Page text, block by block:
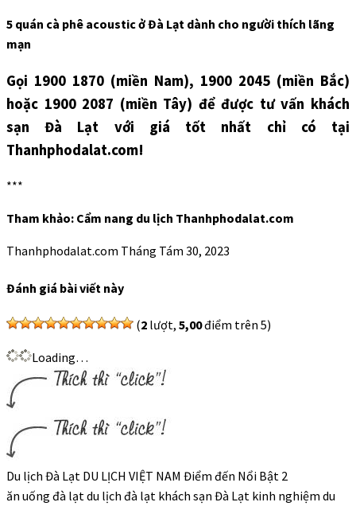
5 quán cà phê acoustic ở Đà Lạt dành cho người thích lãng
mạn
Gọi 1900 1870 (miền Nam), 1900 2045 (miền Bắc)
hoặc 1900 2087 (miền Tây) để được tư vấn khách
sạn Đà Lạt với giá tốt nhất chỉ có tại
Thanhphodalat.com!
***
Tham khảo: Cẩm nang du lịch Thanhphodalat.com
Thanhphodalat.com Tháng Tám 30, 2023
Đánh giá bài viết này
(2 lượt, 5,00điểm trên 5)
Loading…
Du lịch Đà Lạt DU LỊCH VIỆT NAM Điểm đến Nổi Bật 2
ăn uống đà lạt du lịch đà lạt khách sạn Đà Lạt kinh nghiệm du